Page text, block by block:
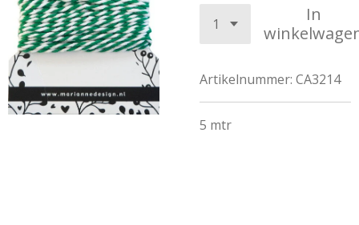
In
Artikelnummer: CA3214
5 mtr